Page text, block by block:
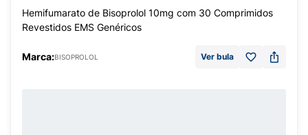
Hemifumarato de Bisoprolol 10mg com 30 Comprimidos
Revestidos EMS Genéricos
Marca:BISOPROLOL Ver bula